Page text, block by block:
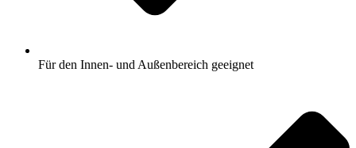
Für den Innen- und Außenbereich geeignet